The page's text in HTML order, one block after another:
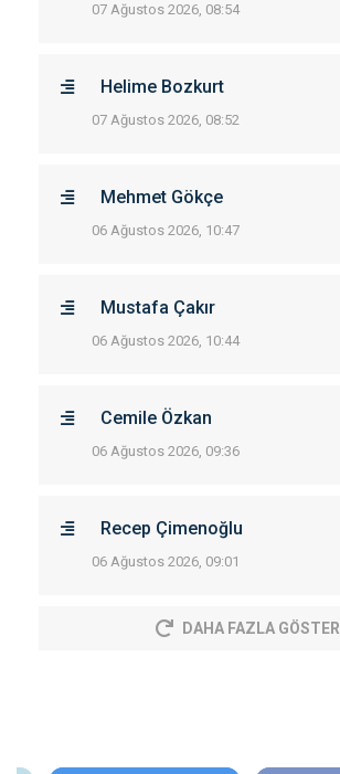
07 Ağustos 2026, 08:54
Helime Bozkurt
07 Ağustos 2026, 08:52
Mehmet Gökçe
06 Ağustos 2026, 10:47
Mustafa Çakır
06 Ağustos 2026, 10:44
Cemile Özkan
06 Ağustos 2026, 09:36
Recep Çimenoğlu
06 Ağustos 2026, 09:01
DAHA FAZLA GÖSTER